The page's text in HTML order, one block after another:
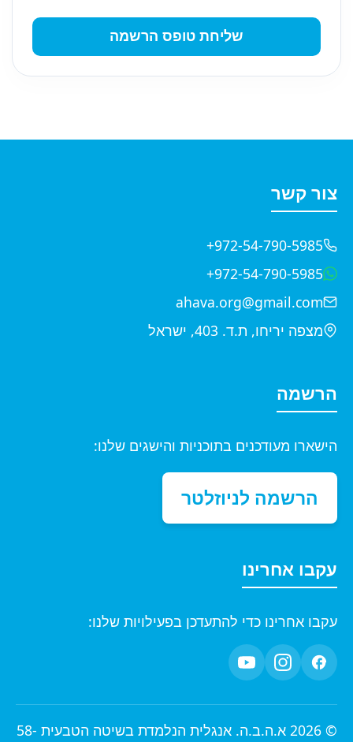
שליחת טופס הרשמה
צור קשר
+972-54-790-5985
+972-54-790-5985
ahava.org@gmail.com
מצפה יריחו, ת.ד. 403, ישראל
הרשמה
הישארו מעודכנים בתוכניות והישגים שלנו:
הרשמה לניוזלטר
עקבו אחרינו
עקבו אחרינו כדי להתעדכן בפעילויות שלנו:
© 2026 א.ה.ב.ה. אנגלית הנלמדת בשיטה הטבעית 58-